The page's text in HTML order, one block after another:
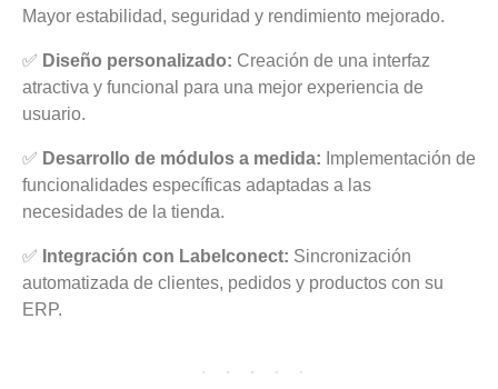
Mayor estabilidad, seguridad y rendimiento mejorado.
✅ Diseño personalizado: Creación de una interfaz
atractiva y funcional para una mejor experiencia de
usuario.
✅ Desarrollo de módulos a medida: Implementación de
funcionalidades específicas adaptadas a las
necesidades de la tienda.
✅ Integración con Labelconect: Sincronización
automatizada de clientes, pedidos y productos con su
ERP.